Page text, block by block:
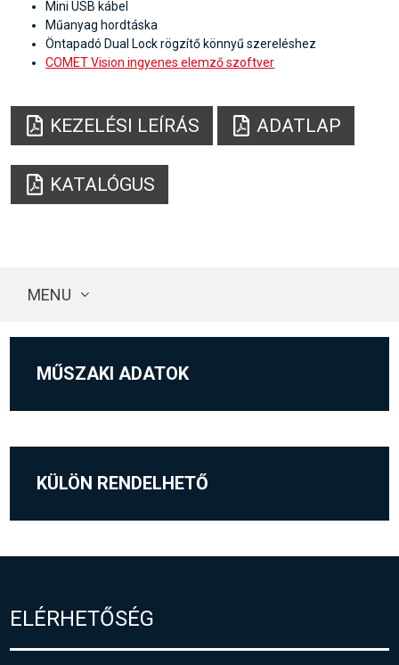
Mini USB kábel
Műanyag hordtáska
Öntapadó Dual Lock rögzítő könnyű szereléshez
COMET Vision ingyenes elemző szoftver
KEZELÉSI LEÍRÁS ADATLAP
KATALÓGUS
MENU
MŰSZAKI ADATOK
KÜLÖN RENDELHETŐ
ELÉRHETŐSÉG